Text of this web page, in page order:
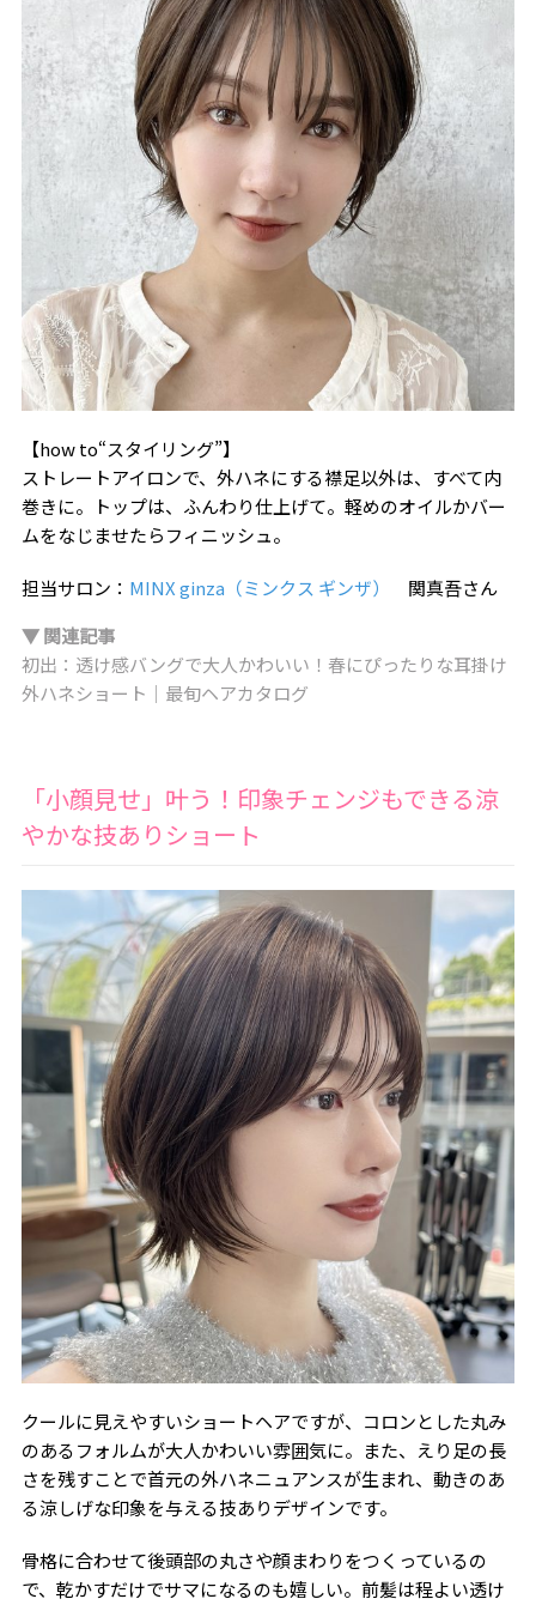
【how to“スタイリング”】
ストレートアイロンで、外ハネにする襟足以外は、すべて内
巻きに。トップは、ふんわり仕上げて。軽めのオイルかバー
ムをなじませたらフィニッシュ。
担当サロン： MINX ginza（ミンクス ギンザ）
関真吾さん
▼ 関連記事
初出：透け感バングで大人かわいい！春にぴったりな耳掛け
外ハネショート｜最旬ヘアカタログ
「小顔見せ」叶う！印象チェンジもできる涼
やかな技ありショート
クールに見えやすいショートヘアですが、コロンとした丸み
のあるフォルムが大人かわいい雰囲気に。また、えり足の長
さを残すことで首元の外ハネニュアンスが生まれ、動きのあ
る涼しげな印象を与える技ありデザインです。
骨格に合わせて後頭部の丸さや顔まわりをつくっているの
で、乾かすだけでサマになるのも嬉しい。前髪は程よい透け